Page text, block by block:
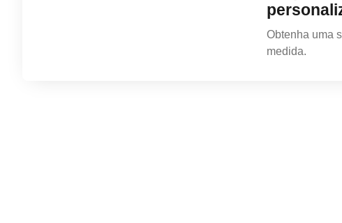
Obtenha uma
medida.